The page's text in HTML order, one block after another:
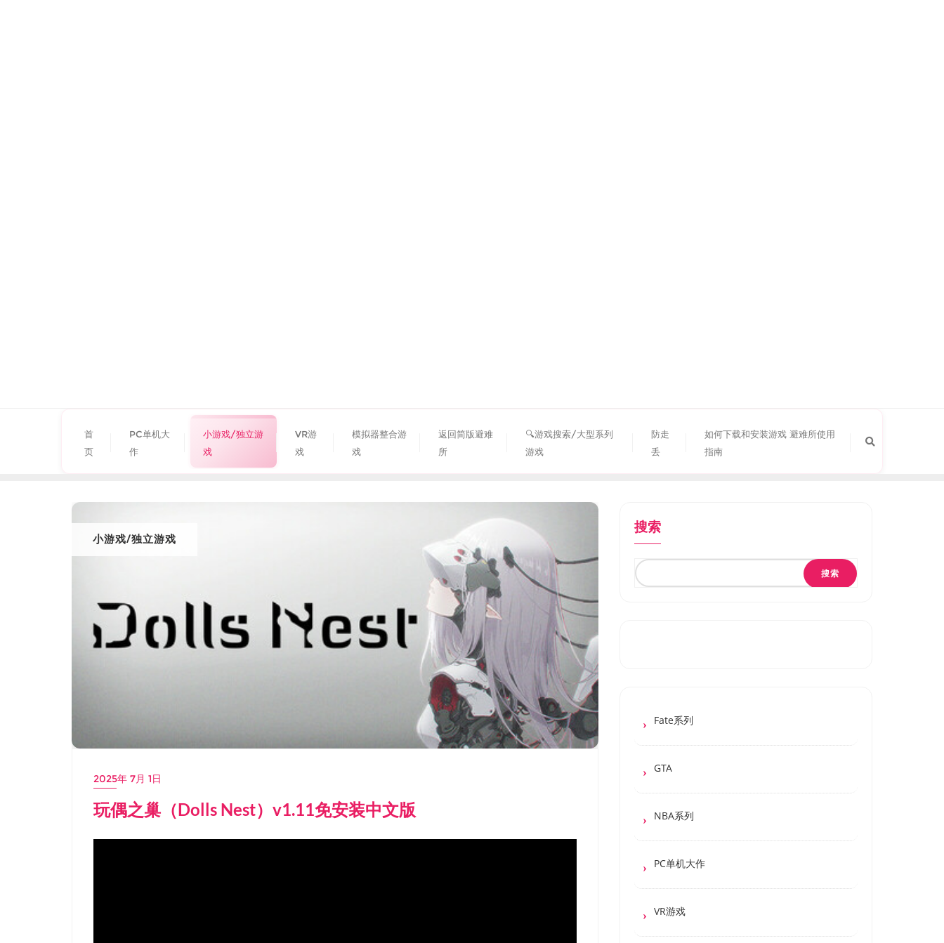
首
页
PC单机大
作
小游戏/独立游
戏
VR游
戏
模拟器整合游
戏
返回简版避难
所
🔍游戏搜索/大型系列
游戏
防走
丢
如何下载和安装游戏 避难所使用
指南
小游戏/独立游戏
2025年 7月 1日
玩偶之巢（Dolls Nest）v1.11免安装中文版
搜索
搜索
Fate系列
GTA
NBA系列
PC单机大作
VR游戏